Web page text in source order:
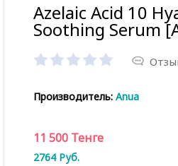
Azelaic Acid 10
Soothing Serum
Производитель: Anua
11 500 Тенге
2764 Руб.